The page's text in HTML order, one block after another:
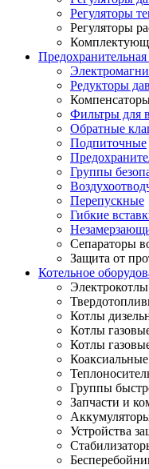
Регуляторы
Регуляторы
Предохранительная
Редукторы
Фильтры для
Обратные
Подпиточные
Группы
Перепускные
Гибкие
Сепараторы
Защита от
Котельное
Котлы
Котлы
Котлы
Группы
Запчасти и
Устройства